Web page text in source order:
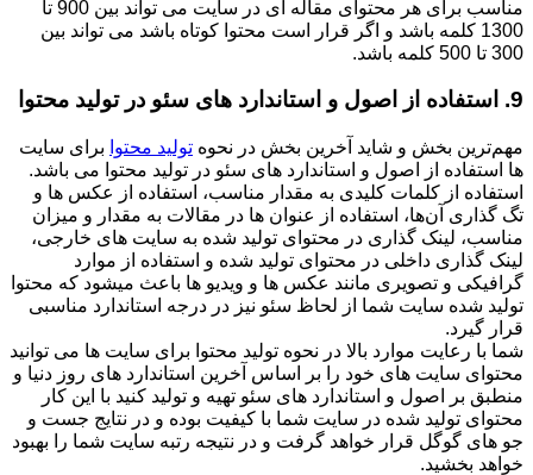
مناسب برای هر محتوای مقاله ای در سایت می تواند بین 900 تا
1300 کلمه باشد و اگر قرار است محتوا کوتاه باشد می تواند بین
300 تا 500 کلمه باشد.
9. استفاده از اصول و استاندارد های سئو در تولید محتوا
مهم‌ترین بخش و شاید آخرین بخش در نحوه تولید محتوا برای سایت
ها استفاده از اصول و استاندارد های سئو در تولید محتوا می باشد.
استفاده از کلمات کلیدی به مقدار مناسب، استفاده از عکس ها و
تگ گذاری آن‌ها، استفاده از عنوان ها در مقالات به مقدار و میزان
مناسب، لینک گذاری در محتوای تولید شده به سایت های خارجی،
لینک گذاری داخلی در محتوای تولید شده و استفاده از موارد
گرافیکی و تصویری مانند عکس ها و ویدیو ها باعث میشود که محتوا
تولید شده سایت شما از لحاظ سئو نیز در درجه استاندارد مناسبی
قرار گیرد.
شما با رعایت موارد بالا در نحوه تولید محتوا برای سایت ها می توانید
محتوای سایت های خود را بر اساس آخرین استاندارد های روز دنیا و
منطبق بر اصول و استاندارد های سئو تهیه و تولید کنید با این کار
محتوای تولید شده در سایت شما با کیفیت بوده و در نتایج جست و
جو های گوگل قرار خواهد گرفت و در نتیجه رتبه سایت شما را بهبود
خواهد بخشید.